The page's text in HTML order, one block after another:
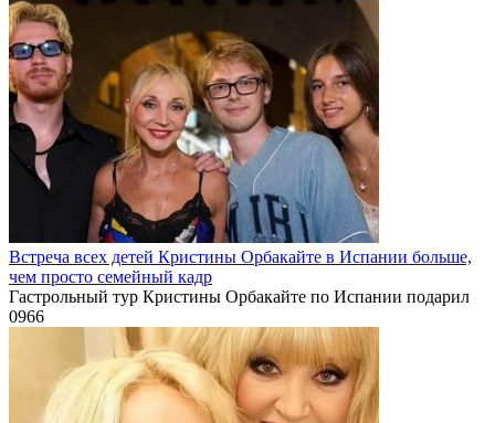
Встреча всех детей Кристины Орбакайте в Испании больше,
чем просто семейный кадр
Гастрольный тур Кристины Орбакайте по Испании подарил
0966